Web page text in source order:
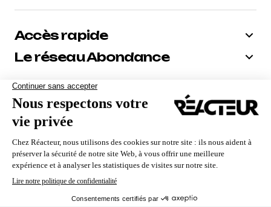
Accès rapide
Le réseau Abondance
Bénéficiez de -10% sur tous nos
abonnements
Recevoir le code
Politique de confidentialité
Nous utilisons des cookies pour vous garantir la meilleure
expérience sur notre site. Si vous continuez à utiliser ce
dernier, nous considérerons que vous acceptez l'utilisation des